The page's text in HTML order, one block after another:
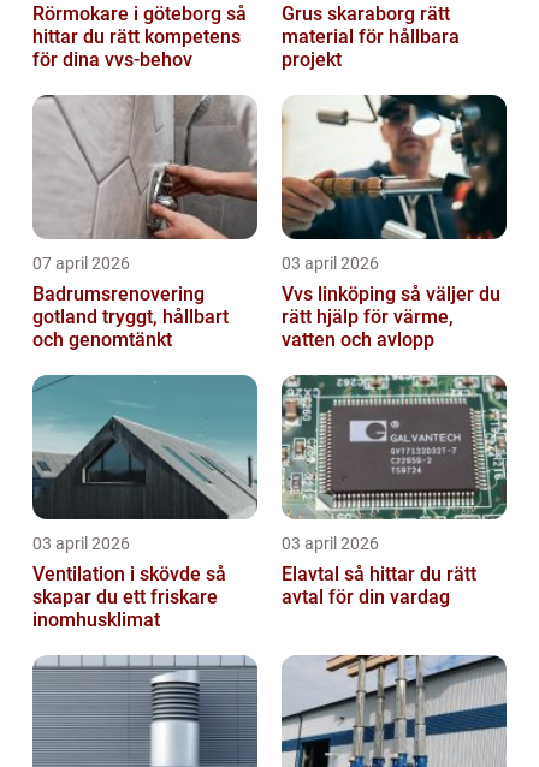
Rörmokare i göteborg så
hittar du rätt kompetens
för dina vvs-behov
Grus skaraborg rätt
material för hållbara
projekt
07 april 2026
Badrumsrenovering
gotland tryggt, hållbart
och genomtänkt
03 april 2026
Vvs linköping så väljer du
rätt hjälp för värme,
vatten och avlopp
03 april 2026
Ventilation i skövde så
skapar du ett friskare
inomhusklimat
03 april 2026
Elavtal så hittar du rätt
avtal för din vardag